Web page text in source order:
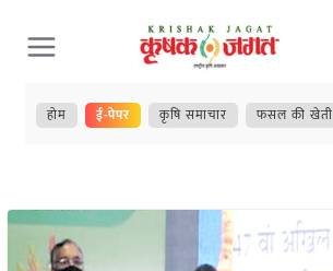
Skip
to
content
होम ई-पेपर कृषि समाचार फसल की खेती